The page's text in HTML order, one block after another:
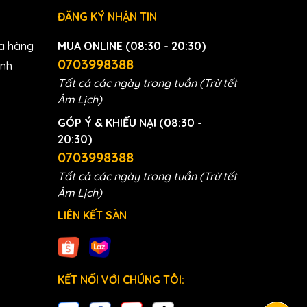
hàng
ĐĂNG KÝ NHẬN TIN
MUA ONLINE (08:30 - 20:30)
0703998388
Tất cả các ngày trong tuần (Trừ tết
Âm Lịch)
GÓP Ý & KHIẾU NẠI (08:30 -
20:30)
0703998388
Tất cả các ngày trong tuần (Trừ tết
Âm Lịch)
LIÊN KẾT SÀN
KẾT NỐI VỚI CHÚNG TÔI: